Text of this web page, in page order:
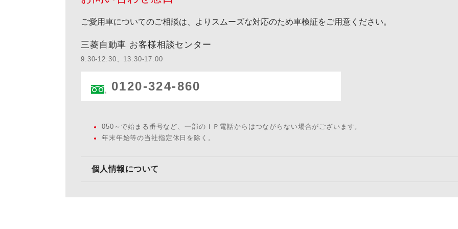
ご愛用車についてのご相談は、よりスムーズな対応のため車検証をご用意ください。
三菱自動車 お客様相談センター
9:30-12:30、13:30-17:00
0120-324-860
050～で始まる番号など、一部のＩＰ電話からはつながらない場合がございます。
年末年始等の当社指定休日を除く。
個人情報について